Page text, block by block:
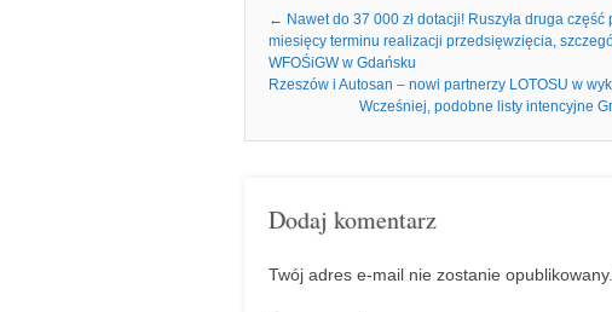
Nawigacja we wpisach
← Nawet do 37 000 zł dotacji! Ruszyła druga
miesięcy terminu realizacji przedsięwzięcia,
WFOŚiGW w Gdańsku
Rzeszów i Autosan – nowi partnerzy LOTOSU w
Wcześniej, podobne listy intencyjne
Dodaj komentarz
Twój adres e-mail nie zostanie opublikowany.